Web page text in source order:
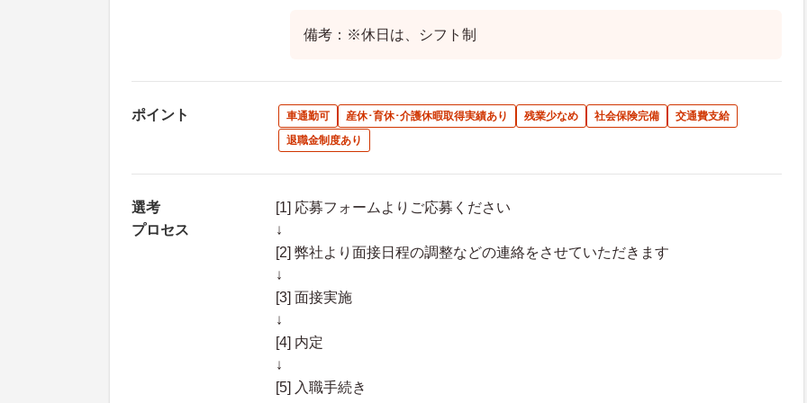
備考：※休日は、シフト制
ポイント 車通勤可 産休･育休･介護休暇取得実績あり 残業少なめ 社会保険完備
交通費支給
退職金制度あり
選考
プロセス
[1] 応募フォームよりご応募ください
↓
[2] 弊社より面接日程の調整などの連絡をさせていただきます
↓
[3] 面接実施
↓
[4] 内定
↓
[5] 入職手続き